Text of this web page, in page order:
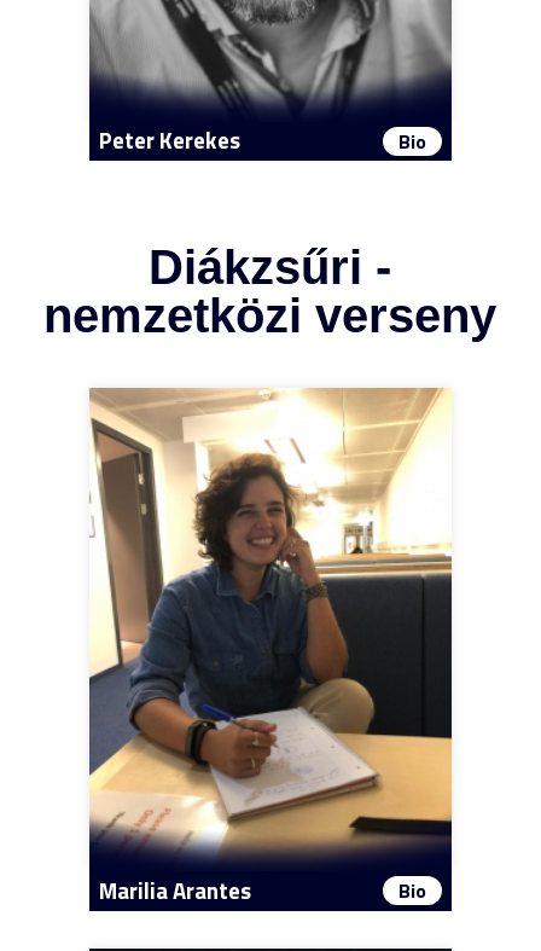
Peter Kerekes Bio
Diákzsűri -
nemzetközi verseny
Marilia Arantes Bio